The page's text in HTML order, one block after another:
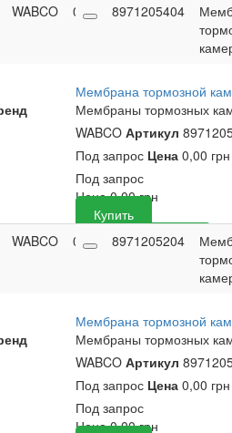
WABCO 0
0,00
Купить
8971205404
Мембрана тормозной
Мембраны тормозных
WABCOАртикул
Под запрос Цена 0,00 грн
Под запрос
Цена 0,00грн
Купить
WABCO 0
0,00
Купить
8971205204
Мембрана тормозной
Мембраны тормозных
WABCOАртикул
Под запрос Цена 0,00 грн
Под запрос
Цена 0,00грн